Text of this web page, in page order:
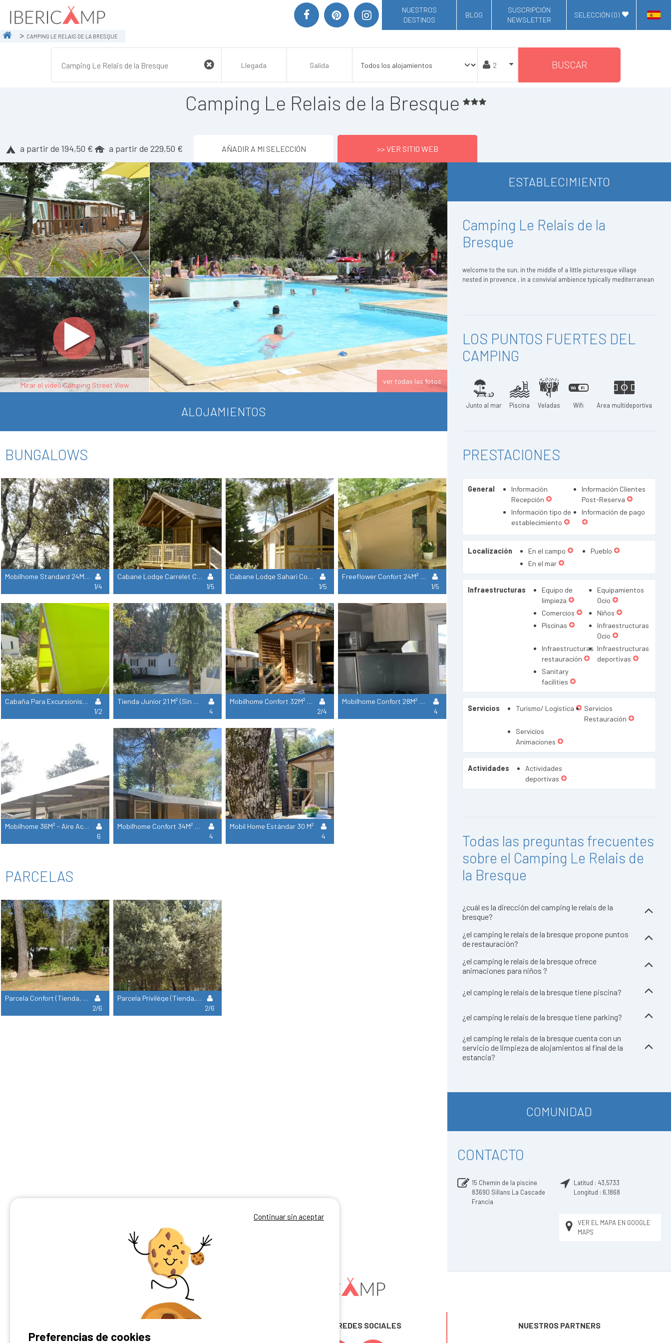
NUESTROS
DESTINOS
BLOG
SUSCRIPCIÓN
NEWSLETTER
SELECCIÓN (0)
CAMPING LE RELAIS DE LA BRESQUE
BUSCAR
Camping Le Relais de la Bresque
a partir de 194,50 € a partir de 229,50 € AÑADIR A MI SELECCIÓN >> VER SITIO WEB
Mirar el video Camping Street View ver todas las fotos
ALOJAMIENTOS
BUNGALOWS
Mobilhome Standard 24M² - 2 Habitaciónes
1/4
Cabane Lodge Carrelet Confort 32M² - 2 Habitaciones
1/5
Cabane Lodge Sahari Confort 25M² - 2 Habitaciones
1/5
Freeflower Confort 24M² - 2 Habitaciones
1/5
Cabaña Para Excursionistas 9M²
1/2
Tienda Junior 21 M² (Sin Baño) - 2 Habitaciones
4
Mobilhome Confort 32M² - 2 Habitaciónes
2/4
Mobilhome Confort 28M² -Aire Acondicionado + Tv + Terraza Cubierta
4
Mobilhome 36M² - Aire Acondicionado + Tv + Terraza Cubierta
6
Mobilhome Confort 34M² - 2 Habitaciones
4
Mobil Home Estándar 30 M²
4
PARCELAS
Parcela Confort (Tienda, Caravana, Autocaravana / 1 Coche / Electricidad 10A)
2/6
Parcela Privilège (Tienda, Caravana, Autocaravana / 1 Coche / Electricidad 120A) + Vista Xxl
2/6
ESTABLECIMIENTO
Camping Le Relais de la
Bresque
welcome to the sun, in the middle of a little picturesque village
nested in provence , in a convivial ambience typically mediterranean
LOS PUNTOS FUERTES DEL
CAMPING
Junto al mar Piscina Veladas Wifi Area multideportiva
PRESTACIONES
General
Información
Recepción
Información Clientes
Post-Reserva
Información tipo de
establecimiento
Información de pago
Localización En el campo
Pueblo
En el mar
Infraestructuras
Equipo de
limpieza
Equipamientos
Ocio
Comercios
Niños
Piscinas
Infraestructuras
Ocio
Infraestructuras
restauración
Infraestructuras
deportivas
Sanitary
facilities
Servicios Turismo/ Logística
Servicios
Restauración
Servicios
Animaciones
Actividades
Actividades
deportivas
Todas las preguntas frecuentes
sobre el Camping Le Relais de
la Bresque
¿cuál es la dirección del camping le relais de la
bresque?
¿el camping le relais de la bresque propone puntos
de restauración?
¿el camping le relais de la bresque ofrece
animaciones para niños ?
¿el camping le relais de la bresque tiene piscina?
¿el camping le relais de la bresque tiene parking?
¿el camping le relais de la bresque cuenta con un
servicio de limpieza de alojamientos al final de la
estancia?
COMUNIDAD
CONTACTO
15 Chemin de la piscine
83690 Sillans La Cascade
Francia
Latitud : 43,5733
Longitud : 6,1868
VER EL MAPA EN GOOGLE
MAPS
SÍGUENOS EN LAS REDES SOCIALES NUESTROS PARTNERS
Continuar sin aceptar
Preferencias de cookies